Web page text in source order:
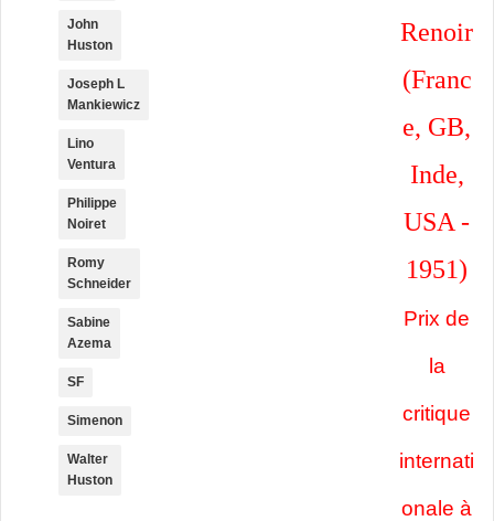
Renoir
(Franc
e, GB,
Inde,
USA -
1951)
Prix de
la
critique
internati
onale à
John
Huston
Joseph L
Mankiewicz
Lino
Ventura
Philippe
Noiret
Romy
Schneider
Sabine
Azema
SF
Simenon
Walter
Huston